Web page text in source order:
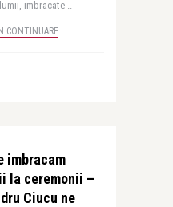
imbracate ..
CONTINUARE
imbracam
la ceremonii –
Ciucu ne